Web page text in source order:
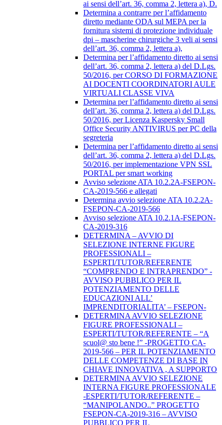
ai sensi dell’art. 36, comma 2, lettera a), D.
Determina a contrarre per l’affidamento
diretto mediante ODA sul MEPA per la
fornitura sistemi di protezione individuale
dpi – mascherine chirurgiche 3 veli ai sensi
dell’art. 36, comma 2, lettera a),
Determina per l’affidamento diretto ai sensi
dell’art. 36, comma 2, lettera a) del D.Lgs.
50/2016, per CORSO DI FORMAZIONE
AI DOCENTI COORDINATORI AULE
VIRTUALI CLASSE VIVA
Determina per l’affidamento diretto ai sensi
dell’art. 36, comma 2, lettera a) del D.Lgs.
50/2016, per Licenza Kaspersky Small
Office Security ANTIVIRUS per PC della
segreteria
Determina per l’affidamento diretto ai sensi
dell’art. 36, comma 2, lettera a) del D.Lgs.
50/2016, per implementazione VPN SSL
PORTAL per smart working
Avviso selezione ATA 10.2.2A-FSEPON-
CA-2019-566 e allegati
Determina avvio selezione ATA 10.2.2A-
FSEPON-CA-2019-566
Avviso selezione ATA 10.2.1A-FSEPON-
CA-2019-316
DETERMINA – AVVIO DI
SELEZIONE INTERNE FIGURE
PROFESSIONALI –
ESPERTI/TUTOR/REFERENTE
“COMPRENDO E INTRAPRENDO” -
AVVISO PUBBLICO PER IL
POTENZIAMENTO DELLE
EDUCAZIONI ALL’
IMPRENDITORIALITA’ – FSEPON-
DETERMINA AVVIO SELEZIONE
FIGURE PROFESSIONALI –
ESPERTI/TUTOR/REFERENTE – “A
scuol@ sto bene !” -PROGETTO CA-
2019-566 – PER IL POTENZIAMENTO
DELLE COMPETENZE DI BASE IN
CHIAVE INNOVATIVA , A SUPPORTO
DETERMINA AVVIO SELEZIONE
INTERNA FIGURE PROFESSIONALE
-ESPERTI/TUTOR/REFERENTE –
“MANIPOLANDO..” PROGETTO
FSEPON-CA-2019-316 – AVVISO
PUBBLICO PER IL